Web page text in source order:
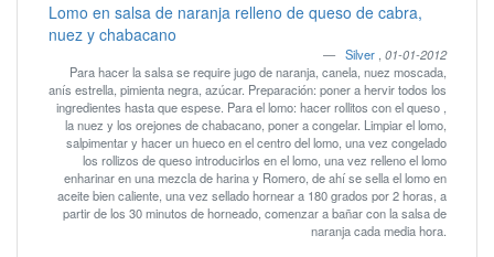
Lomo en salsa de naranja relleno de queso de cabra,
nuez y chabacano
Silver 01-01-2012
Para hacer la salsa se require jugo de naranja, canela, nuez moscada,
anís estrella, pimienta negra, azúcar. Preparación: poner a hervir todos los
ingredientes hasta que espese. Para el lomo: hacer rollitos con el queso ,
la nuez y los orejones de chabacano, poner a congelar. Limpiar el lomo,
salpimentar y hacer un hueco en el centro del lomo, una vez congelado
los rollizos de queso introducirlos en el lomo, una vez relleno el lomo
enharinar en una mezcla de harina y Romero, de ahí se sella el lomo en
aceite bien caliente, una vez sellado hornear a 180 grados por 2 horas, a
partir de los 30 minutos de horneado, comenzar a bañar con la salsa de
naranja cada media hora.